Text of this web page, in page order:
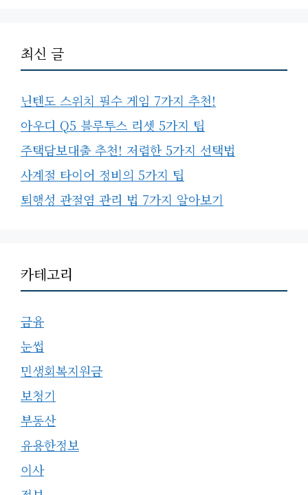
최신 글
닌텐도 스위치 필수 게임 7가지 추천!
아우디 Q5 블루투스 리셋 5가지 팁
주택담보대출 추천! 저렴한 5가지 선택법
사계절 타이어 정비의 5가지 팁
퇴행성 관절염 관리 법 7가지 알아보기
카테고리
금융
눈썹
민생회복지원금
보청기
부동산
유용한정보
이사